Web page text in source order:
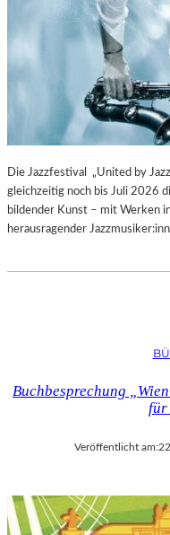
Die Jazzfestival „United by
gleichzeitig noch bis Juli 2026
bildender Kunst – mit Werken
herausragender
Buchbesprechung
für
Veröffentlicht am: